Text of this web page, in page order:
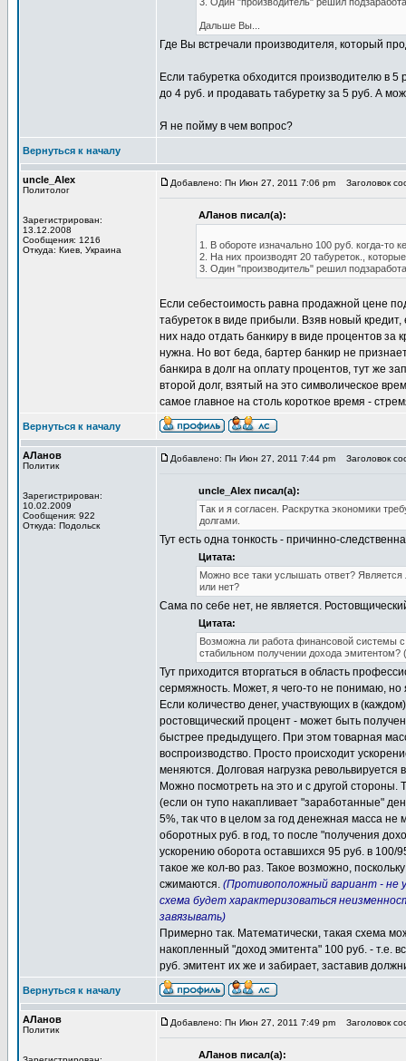
Дальше Вы...
Где Вы встречали производителя, который
Если табуретка обходится производителю в
до 4 руб. и продавать табуретку за 5 руб. А
Я не пойму в чем вопрос?
Вернуться к началу
uncle_Alex
Политолог
Зарегистрирован:
13.12.2008
Сообщения: 1216
Откуда: Киев, Украина
Добавлено: Пн Июн 27, 2011 7:06 pm Заголовок
АЛанов писал(а):
1. В обороте изначально 100 руб. когда-
2. На них производят 20 табуреток.,
3. Один "производитель" решил
Если себестоимость равна продажной цене
табуреток в виде прибыли. Взяв новый
них надо отдать банкиру в виде процентов за
нужна. Но вот беда, бартер банкир не
банкира в долг на оплату процентов, тут же
второй долг, взятый на это символическое
самое главное на столь короткое время -
Вернуться к началу
АЛанов
Политик
Зарегистрирован:
10.02.2009
Сообщения: 922
Откуда: Подольск
Добавлено: Пн Июн 27, 2011 7:44 pm Заголовок
uncle_Alex писал(а):
Так и я согласен. Раскрутка экономики
долгами.
Тут есть одна тонкость - причинно-
Цитата:
Можно все таки услышать ответ?
или нет?
Сама по себе нет, не является.
Цитата:
Возможна ли работа финансовой системы
стабильном получении дохода
Тут приходится вторгаться в область
сермяжность. Может, я чего-то не понимаю,
Если количество денег, участвующих в
ростовщический процент - может быть
быстрее предыдущего. При этом товарная
воспроизводство. Просто происходит
меняются. Долговая нагрузка
Можно посмотреть на это и с другой стороны.
(если он тупо накапливает "заработанные"
5%, так что в целом за год денежная масса
оборотных руб. в год, то после "получения
ускорению оборота оставшихся 95 руб. в 100/
такое же кол-во раз. Такое возможно,
сжимаются. (Противоположный вариант - не
схема будет характеризоваться
завязывать)
Примерно так. Математически, такая схема
накопленный "доход эмитента" 100 руб. - т.е.
руб. эмитент их же и забирает, заставив
Вернуться к началу
АЛанов
Политик
Добавлено: Пн Июн 27, 2011 7:49 pm Заголовок
АЛанов писал(а):